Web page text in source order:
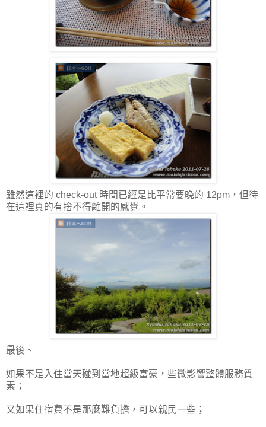
雖然這裡的 check-out 時間已經是比平常要晚的 12pm，但待
在這裡真的有捨不得離開的感覺。
最後、
如果不是入住當天碰到當地超級富豪，些微影響整體服務質
素；
又如果住宿費不是那麼難負擔，可以親民一些；